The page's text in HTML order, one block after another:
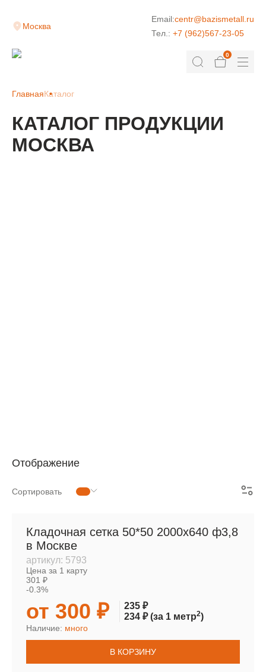
Москва
Email:centr@bazismetall.ru
Тел.: +7 (962)567-23-05
0
ГлавнаяКаталог
КАТАЛОГ ПРОДУКЦИИ
МОСКВА
Отображение
Сортировать
Кладочная сетка 50*50 2000х640 ф3,8
в Москве
артикул: 5793
Цена за 1 карту
301 ₽
-0.3%
от 300 ₽
235 ₽
234 ₽(за 1 метр2)
Наличие: много
В КОРЗИНУ